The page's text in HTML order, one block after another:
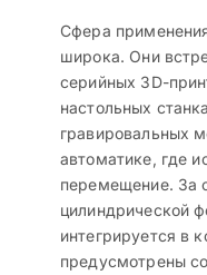
Сфера
широка. Они
серийных 3D-
настольных
гравировальных
автоматике, где
перемещение. За
цилиндрической
интегрируется в
предусмотрены